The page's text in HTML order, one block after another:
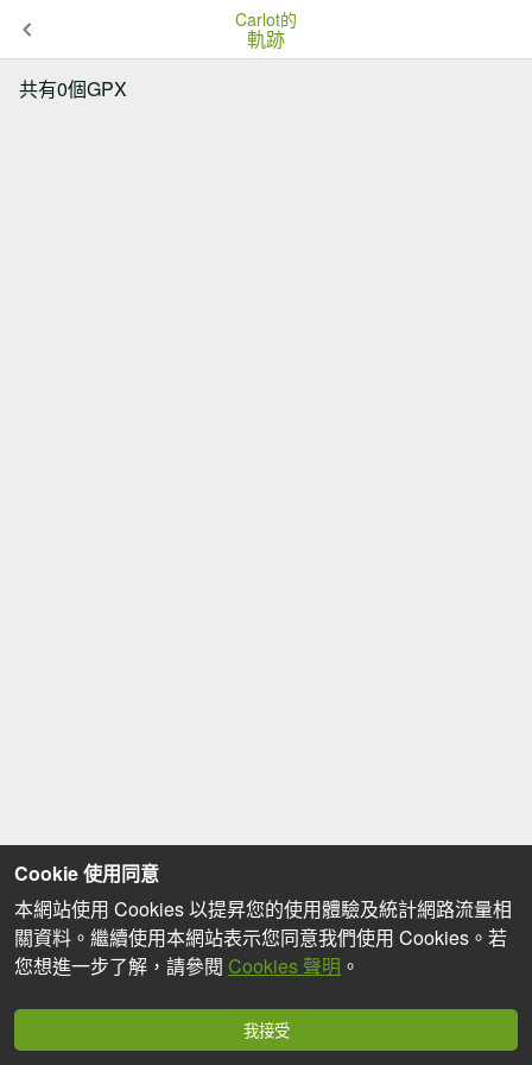
Carlot的
軌跡
共有0個GPX
Cookie 使用同意
本網站使用 Cookies 以提昇您的使用體驗及統計網路流量相
關資料。繼續使用本網站表示您同意我們使用 Cookies。若
您想進一步了解，請參閱 Cookies 聲明 。
我接受